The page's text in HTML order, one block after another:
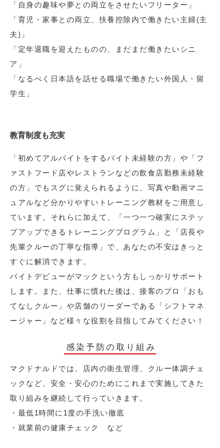
「自身の趣味や夢との両立をさせたいフリーター」
「育児・家事との両立、扶養控除内で働きたい主婦(主
夫)」
「定年退職を迎えたものの、まだまだ働きたいシニ
ア」
「なるべく日本語を話せる職場で働きたい外国人・留
学生」
教育制度も充実
「初めてアルバイトをするバイト未経験の方」や「フ
ァストフード店やレストランなどの飲食店勤務未経験
の方」でもスグに覚えられるように、写真や動画マニ
ュアルなど分かりやすいトレーニング教材をご用意し
ています。それらに加えて、「一つ一つ確実にステッ
プアップできるトレーニングプログラム」と「店長や
先輩クルーの丁寧な指導」で、あなたの不安はきっと
すぐに解消できます。
バイトデビューがマックという方もしっかりサポート
します。また、仕事に慣れた後は、接客のプロ「おも
てなしクルー」や店舗のリーダーである「シフトマネ
ージャー」など様々な役割を目指してみてください！
感染予防の取り組み
マクドナルドでは、店内の衛生管理、クルー体調チェ
ックなど、安全・安心のためにこれまで実施してきた
取り組みを継続して行っていきます。
・最低1時間に1度の手洗い徹底
・就業前の健康チェック など